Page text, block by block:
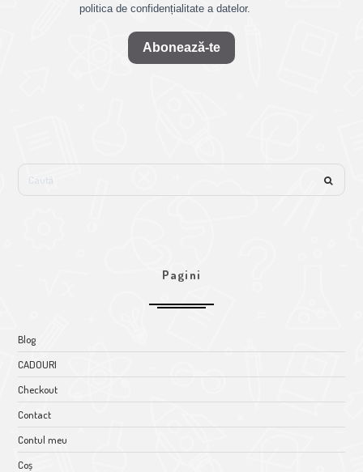
politica de confidențialitate a datelor.
Abonează-te
Pagini
Blog
CADOURI
Checkout
Contact
Contul meu
Coș